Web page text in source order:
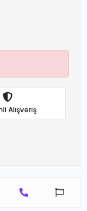
Alışveriş